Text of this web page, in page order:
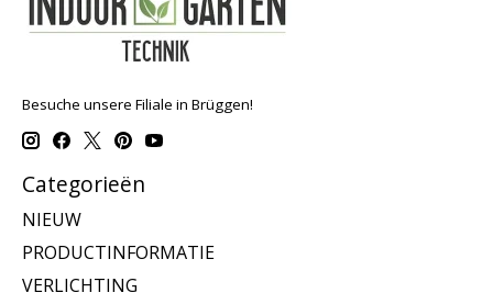
Besuche unsere Filiale in Brüggen!
Categorieën
NIEUW
PRODUCTINFORMATIE
VERLICHTING